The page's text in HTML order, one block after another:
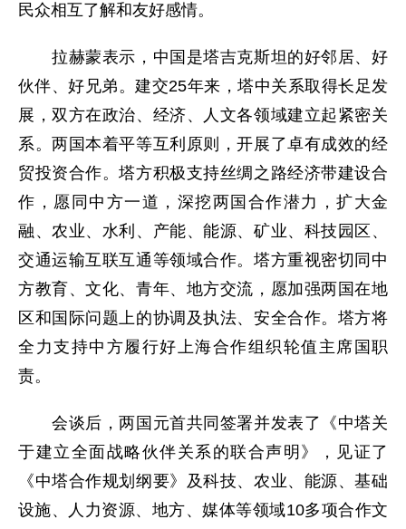
民众相互了解和友好感情。
拉赫蒙表示，中国是塔吉克斯坦的好邻居、好
伙伴、好兄弟。建交25年来，塔中关系取得长足发
展，双方在政治、经济、人文各领域建立起紧密关
系。两国本着平等互利原则，开展了卓有成效的经
贸投资合作。塔方积极支持丝绸之路经济带建设合
作，愿同中方一道，深挖两国合作潜力，扩大金
融、农业、水利、产能、能源、矿业、科技园区、
交通运输互联互通等领域合作。塔方重视密切同中
方教育、文化、青年、地方交流，愿加强两国在地
区和国际问题上的协调及执法、安全合作。塔方将
全力支持中方履行好上海合作组织轮值主席国职
责。
会谈后，两国元首共同签署并发表了《中塔关
于建立全面战略伙伴关系的联合声明》，见证了
《中塔合作规划纲要》及科技、农业、能源、基础
设施、人力资源、地方、媒体等领域10多项合作文